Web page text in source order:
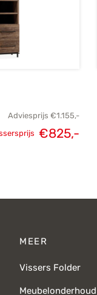
Adviesprijs €1.155,-
€825,-
MEER
Vissers Folder
Meubelonderhoud